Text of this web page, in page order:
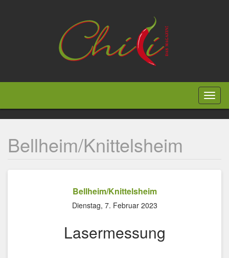
Bellheim/Knittelsheim
Bellheim/Knittelsheim
Dienstag, 7. Februar 2023
Lasermessung